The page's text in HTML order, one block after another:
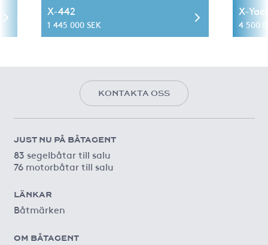
X-442
1 445 000 SEK
X-
4 500
KONTAKTA OSS
JUST NU PÅ BÅTAGENT
83 segelbåtar till salu
76 motorbåtar till salu
LÄNKAR
Båtmärken
OM BÅTAGENT